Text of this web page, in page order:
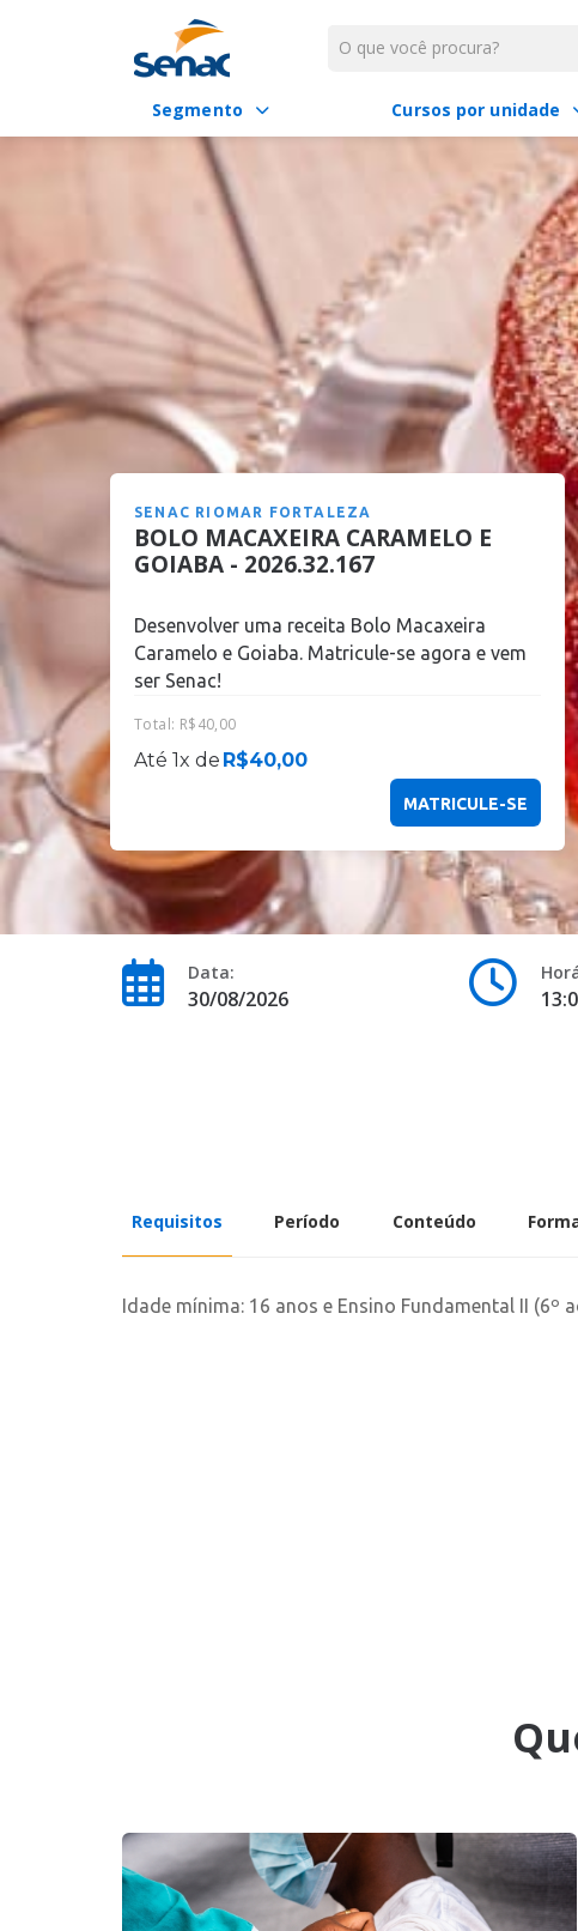
Segmento Cursos por unidade
SENAC RIOMAR FORTALEZA
BOLO MACAXEIRA CARAMELO E
GOIABA - 2026.32.167
Desenvolver uma receita Bolo Macaxeira
Caramelo e Goiaba. Matricule-se agora e vem
ser Senac!
Total: R$40,00
Até 1x de R$40,00
MATRICULE-SE
Data:
30/08/2026
Requisitos Período Conteúdo
Idade mínima: 16 anos e Ensino Fundamental II (6º